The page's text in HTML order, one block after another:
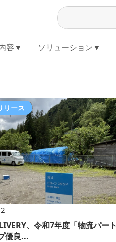
容▼ ソリューション▼
リース
、令和7年度「物流パート
優良...